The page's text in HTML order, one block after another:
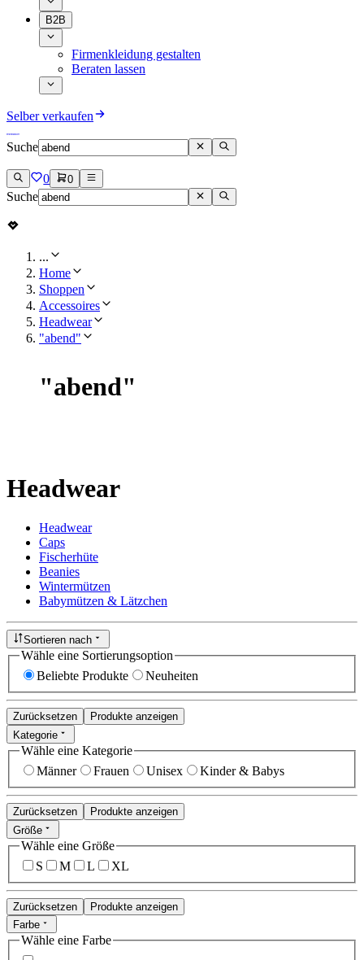
B2B
Firmenkleidung gestalten
Beraten lassen
Selber verkaufen
Suche
0 0
Suche
...
Home
Shoppen
Accessoires
Headwear
"abend"
"abend"
Headwear
Headwear
Caps
Fischerhüte
Beanies
Wintermützen
Babymützen & Lätzchen
Sortieren nach
Wähle eine Sortierungsoption
Beliebte Produkte
Neuheiten
Zurücksetzen
Produkte anzeigen
Kategorie
Wähle eine Kategorie
Männer
Frauen Unisex Kinder & Babys
Zurücksetzen
Produkte anzeigen
Größe
Wähle eine Größe
S
M L XL
Zurücksetzen
Produkte anzeigen
Farbe
Wähle eine Farbe